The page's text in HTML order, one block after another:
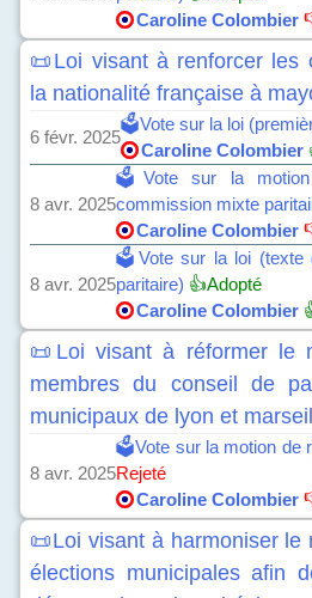
Caroline Colombier
📜Loi visant à renforcer les
la nationalité française à
6 févr. 2025
🗳️Vote sur la loi
Caroline Colombier
8 avr. 2025
🗳️Vote sur la
commission mixte
Caroline Colombier
8 avr. 2025
🗳️Vote sur la loi (texte
paritaire) 👍Adopté
Caroline Colombier
📜Loi visant à réformer le
membres du conseil de
municipaux de lyon et
8 avr. 2025
🗳️Vote sur la motion de
Rejeté
Caroline Colombier
📜Loi visant à harmoniser le
élections municipales afin